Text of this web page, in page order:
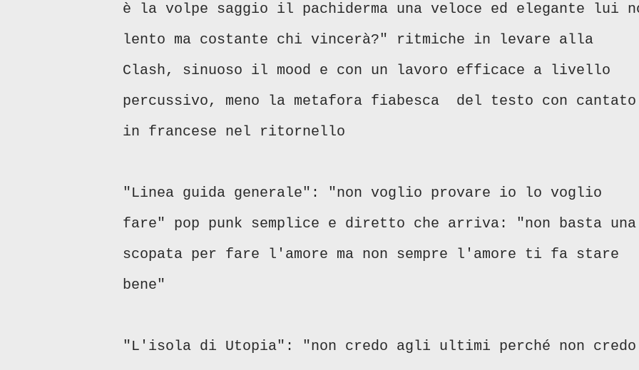
è la volpe saggio il pachiderma una veloce ed elegante lui
lento ma costante chi vincerà?" ritmiche in levare alla
Clash, sinuoso il mood e con un lavoro efficace a livello
percussivo, meno la metafora fiabesca del testo con cantato
in francese nel ritornello
"Linea guida generale": "non voglio provare io lo voglio
fare" pop punk semplice e diretto che arriva: "non basta una
scopata per fare l'amore ma non sempre l'amore ti fa stare
bene"
"L'isola di Utopia": "non credo agli ultimi perché non credo